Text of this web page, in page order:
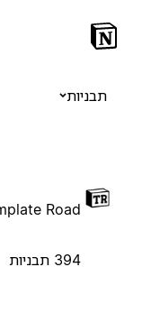
תבניות
Template Road